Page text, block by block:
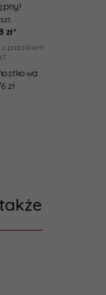
zł*
podatkiem
zł